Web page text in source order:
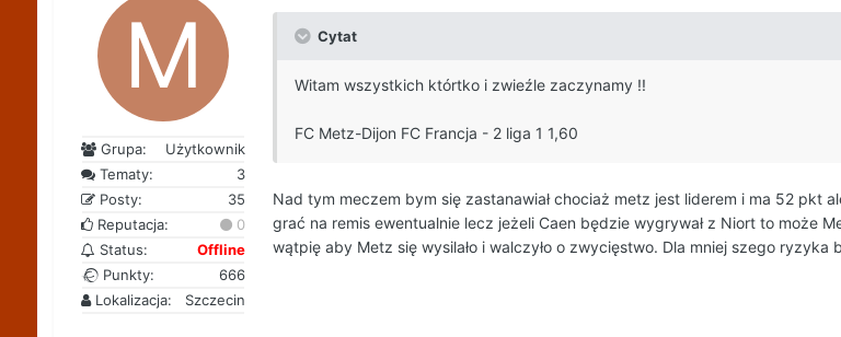
Grupa:
Użytkownik
Tematy:
3
Posty:
35
Reputacja:
0
Status:
Offline
Punkty:
666
Lokalizacja:
Szczecin
Cytat
Witam wszystkich którtko i zwieźle zaczynamy !!
FC Metz-Dijon FC Francja - 2 liga 1 1,60
Nad tym meczem bym się zastanawiał chociaż metz jest liderem i ma 52 pkt
grać na remis ewentualnie lecz jeżeli Caen będzie wygrywał z Niort to może
wątpię aby Metz się wysilało i walczyło o zwycięstwo. Dla mniej szego ryzyka